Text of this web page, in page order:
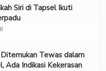
Siri di Tapsel Ikuti
Tewas dalam
Ada Indikasi Kekerasan